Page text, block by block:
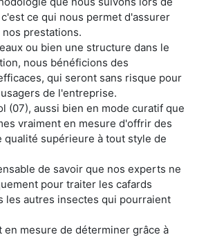
ce qui nous permet d'assurer
prestations.
ou bien une structure dans le
nous bénéficions des
qui seront sans risque pour
de l'entreprise.
(07), aussi bien en mode curatif que
vraiment en mesure d'offrir des
qualité supérieure à tout style de
de savoir que nos experts ne
pour traiter les cafards
les autres insectes qui pourraient
en mesure de déterminer grâce à